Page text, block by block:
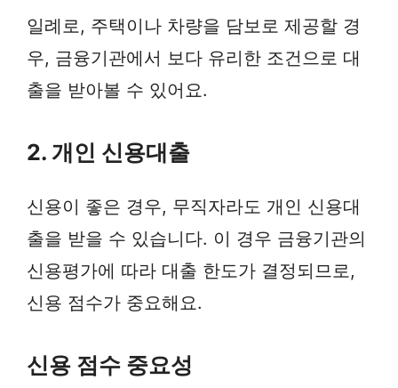
일례로, 주택이나 차량을 담보로 제공할 경
우, 금융기관에서 보다 유리한 조건으로 대
출을 받아볼 수 있어요.
2. 개인 신용대출
신용이 좋은 경우, 무직자라도 개인 신용대
출을 받을 수 있습니다. 이 경우 금융기관의
신용평가에 따라 대출 한도가 결정되므로,
신용 점수가 중요해요.
신용 점수 중요성